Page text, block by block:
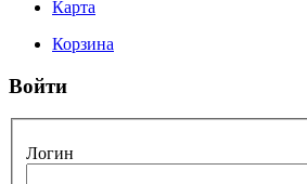
Карта
Корзина
Войти
Логин